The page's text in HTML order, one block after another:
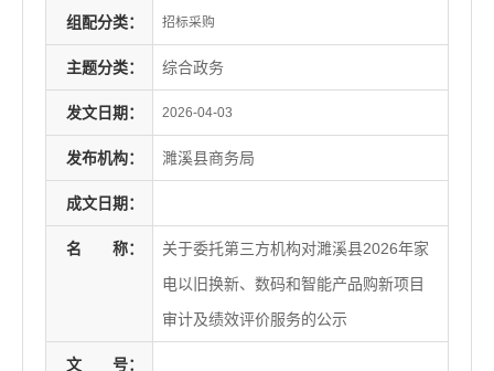
组配分类： 招标采购
主题分类： 综合政务
发文日期： 2026-04-03
发布机构： 濉溪县商务局
成文日期：
名 称：
关于委托第三方机构对濉溪县2026年家
电以旧换新、数码和智能产品购新项目
审计及绩效评价服务的公示
文 号：